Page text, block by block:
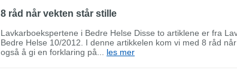
8 råd når vekten står stille
Lavkarboekspertene i Bedre Helse Disse to artiklene er fra
Bedre Helse 10/2012. I denne artikkelen kom vi med 8 råd
også å gi en forklaring på... les mer